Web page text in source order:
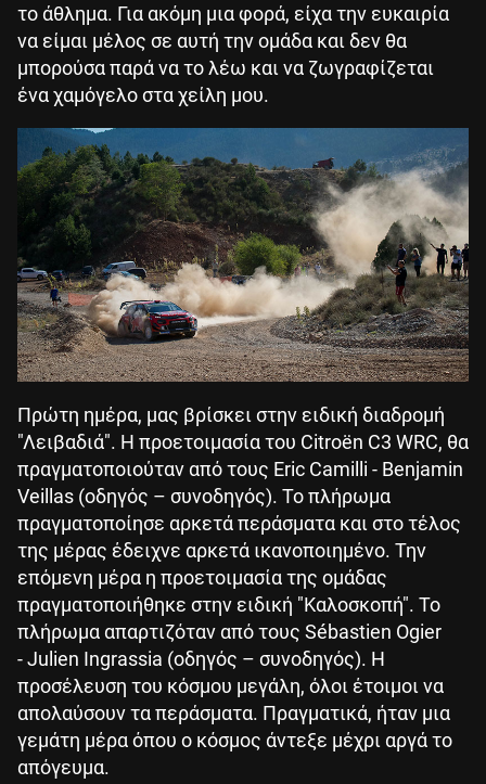
το άθλημα. Για ακόμη μια φορά, είχα την ευκαιρία
να είμαι μέλος σε αυτή την ομάδα και δεν θα
μπορούσα παρά να το λέω και να ζωγραφίζεται
ένα χαμόγελο στα χείλη μου.
Πρώτη ημέρα, μας βρίσκει στην ειδική διαδρομή
"Λειβαδιά". Η προετοιμασία του Citroën C3 WRC, θα
πραγματοποιούταν από τους Eric Camilli - Benjamin
Veillas (οδηγός – συνοδηγός). Το πλήρωμα
πραγματοποίησε αρκετά περάσματα και στο τέλος
της μέρας έδειχνε αρκετά ικανοποιημένο. Την
επόμενη μέρα η προετοιμασία της ομάδας
πραγματοποιήθηκε στην ειδική "Καλοσκοπή". Το
πλήρωμα απαρτιζόταν από τους Sébastien Ogier
- Julien Ingrassia (οδηγός – συνοδηγός). Η
προσέλευση του κόσμου μεγάλη, όλοι έτοιμοι να
απολαύσουν τα περάσματα. Πραγματικά, ήταν μια
γεμάτη μέρα όπου ο κόσμος άντεξε μέχρι αργά το
απόγευμα.